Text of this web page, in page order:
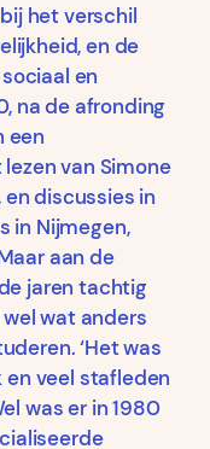
het verschil
en de
en
na de afronding
een
van Simone
discussies in
in Nijmegen,
aan de
jaren tachtig
wat anders
‘Het was
veel stafleden
was er in 1980